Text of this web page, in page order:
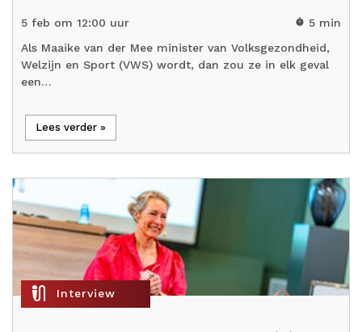
5 feb om 12:00 uur timer 5 min
Als Maaike van der Mee minister van Volksgezondheid,
Welzijn en Sport (VWS) wordt, dan zou ze in elk geval
een…
Lees verder »
mic_external_on Interview